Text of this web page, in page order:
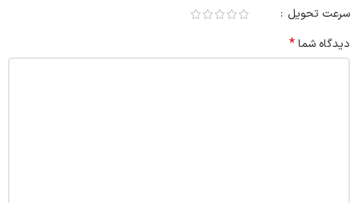
سرعت تحویل
دیدگاه شما*